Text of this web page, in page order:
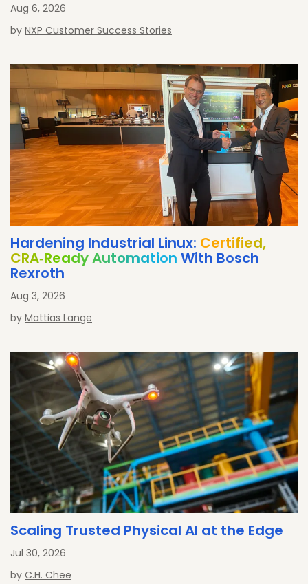
Aug 6, 2026
by NXP Customer Success Stories
Hardening Industrial Linux: Certified,
CRA‐Ready Automation With Bosch
Rexroth
Aug 3, 2026
by Mattias Lange
Scaling Trusted Physical AI at the Edge
Jul 30, 2026
by C.H. Chee